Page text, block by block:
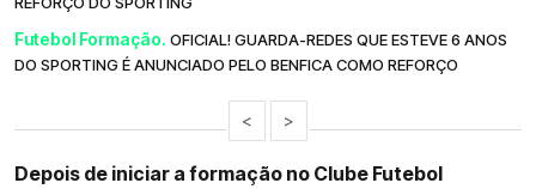
Futebol Formação. OFICIAL! GUARDA-REDES QUE ESTEVE 6 ANOS
DO SPORTING É ANUNCIADO PELO BENFICA COMO REFORÇO
< >
Depois de iniciar a formação no Clube Futebol